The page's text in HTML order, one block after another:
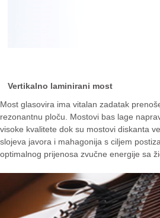
Vertikalno laminirani most
Most glasovira ima vitalan zadatak
rezonantnu ploču. Mostovi bas lage
visoke kvalitete dok su mostovi diskanta
slojeva javora i mahagonija s ciljem
optimalnog prijenosa zvučne energije sa